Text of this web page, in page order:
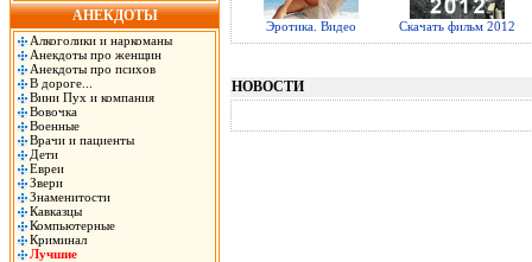
АНЕКДОТЫ
Алкоголики и наркоманы
Анекдоты про женщин
Анекдоты про психов
В дороге...
Вини Пух и компания
Вовочка
Военные
Врачи и пациенты
Дети
Евреи
Звери
Знаменитости
Кавказцы
Компьютерные
Криминал
Лучшие
Эротика. Видео Скачать фильм 2012
НОВОСТИ